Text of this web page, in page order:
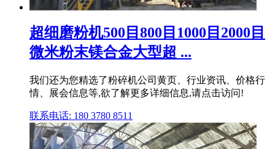
超细磨粉机500目800目1000目2000目
微米粉末镁合金大型超 ...
我们还为您精选了粉碎机公司黄页、行业资讯、价格行
情、展会信息等,欲了解更多详细信息,请点击访问!
联系电话: 180 3780 8511